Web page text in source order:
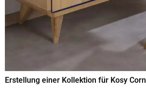
Erstellung einer Kollektion für Kosy